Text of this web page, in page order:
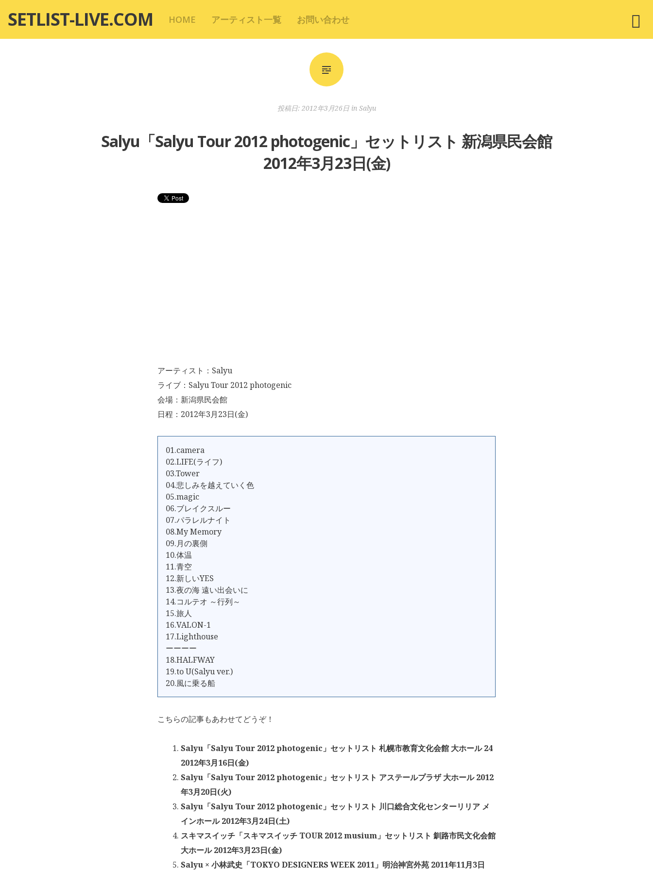
テ
SETLIST-LIVE.COM HOME アーティスト一覧 お問い合わせ
投稿日: 2012年3月26日in Salyu
Salyu「Salyu Tour 2012 photogenic」セットリスト 新潟県民会館
2012年3月23日(金)
アーティスト：Salyu
ライブ：Salyu Tour 2012 photogenic
会場：新潟県民会館
日程：2012年3月23日(金)
01.camera
02.LIFE(ライフ)
03.Tower
04.悲しみを越えていく色
05.magic
06.ブレイクスルー
07.パラレルナイト
08.My Memory
09.月の裏側
10.体温
11.青空
12.新しいYES
13.夜の海 遠い出会いに
14.コルテオ ～行列～
15.旅人
16.VALON-1
17.Lighthouse
ーーーー
18.HALFWAY
19.to U(Salyu ver.)
20.風に乗る船
こちらの記事もあわせてどうぞ！
Salyu「Salyu Tour 2012 photogenic」セットリスト 札幌市教育文化会館 大ホール 24
2012年3月16日(金)
Salyu「Salyu Tour 2012 photogenic」セットリスト アステールプラザ 大ホール 2012
年3月20日(火)
Salyu「Salyu Tour 2012 photogenic」セットリスト 川口総合文化センターリリア メ
インホール 2012年3月24日(土)
スキマスイッチ「スキマスイッチ TOUR 2012 musium」セットリスト 釧路市民文化会館
大ホール 2012年3月23日(金)
Salyu × 小林武史「TOKYO DESIGNERS WEEK 2011」明治神宮外苑 2011年11月3日